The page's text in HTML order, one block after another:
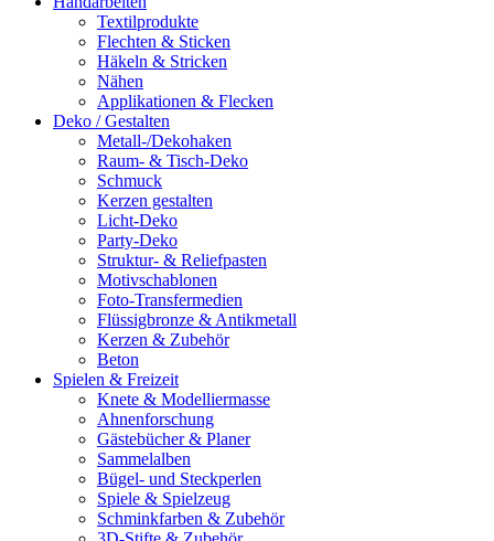
Textilprodukte
Flechten & Sticken
Häkeln & Stricken
Nähen
Applikationen & Flecken
Deko / Gestalten
Metall-/Dekohaken
Raum- & Tisch-Deko
Schmuck
Kerzen gestalten
Licht-Deko
Party-Deko
Struktur- & Reliefpasten
Motivschablonen
Foto-Transfermedien
Flüssigbronze & Antikmetall
Kerzen & Zubehör
Beton
Spielen & Freizeit
Knete & Modelliermasse
Ahnenforschung
Gästebücher & Planer
Sammelalben
Bügel- und Steckperlen
Spiele & Spielzeug
Schminkfarben & Zubehör